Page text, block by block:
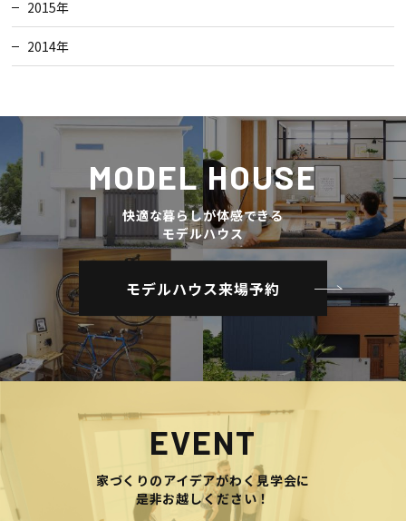
2015年
2014年
MODEL HOUSE
快適な暮らしが体感できる
モデルハウス
モデルハウス来場予約
EVENT
家づくりのアイデアがわく見学会に
是非お越しください！